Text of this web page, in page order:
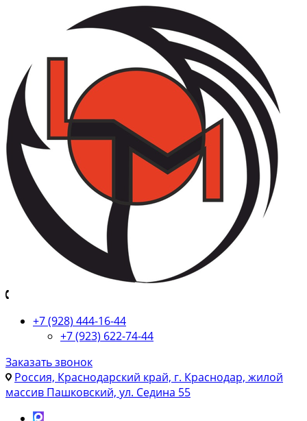
+7 (928) 444-16-44
+7 (923) 622-74-44
Заказать звонок
Россия, Краснодарский край, г. Краснодар, жилой
массив Пашковский, ул. Седина 55